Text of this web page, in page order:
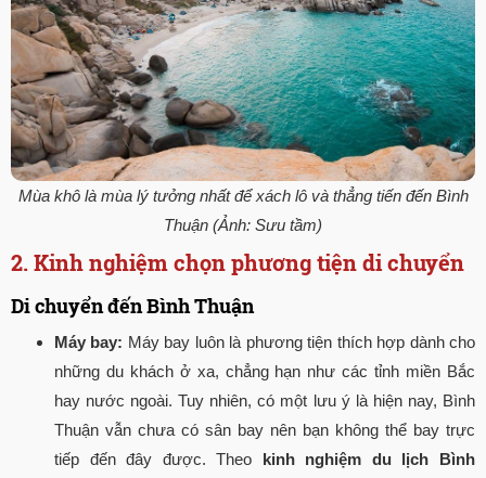
Mùa khô là mùa lý tưởng nhất để xách lô và thẳng tiến đến Bình
Thuận (Ảnh: Sưu tầm)
2. Kinh nghiệm chọn phương tiện di chuyển
Di chuyển đến Bình Thuận
Máy bay: Máy bay luôn là phương tiện thích hợp dành cho
những du khách ở xa, chẳng hạn như các tỉnh miền Bắc
hay nước ngoài. Tuy nhiên, có một lưu ý là hiện nay, Bình
Thuận vẫn chưa có sân bay nên bạn không thể bay trực
tiếp đến đây được. Theo kinh nghiệm du lịch Bình